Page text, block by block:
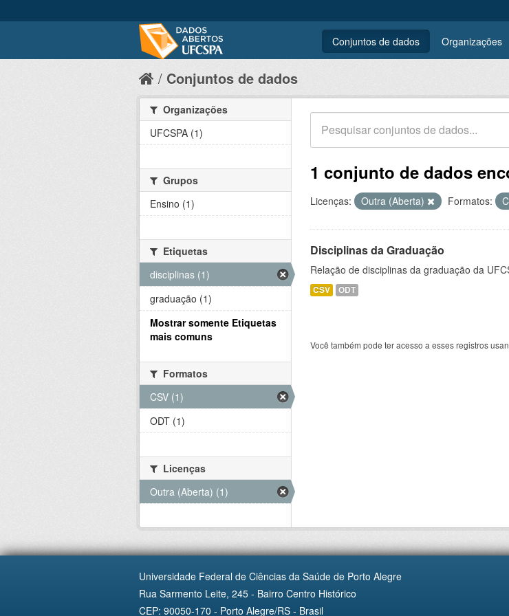
Conjuntos de dados Organizações
Conjuntos de dados
1 conjunto de dados
Licenças: Outra (Aberta) Formatos:
Disciplinas da Graduação
Relação de disciplinas da graduação da
CSV ODT
Você também pode ter acesso a esses registros
Organizações
UFCSPA (1)
Grupos
Ensino (1)
Etiquetas
disciplinas (1)
graduação (1)
Mostrar somente Etiquetas
mais comuns
Formatos
CSV (1)
ODT (1)
Licenças
Outra (Aberta) (1)
Universidade Federal de Ciências da Saúde de Porto Alegre
Rua Sarmento Leite, 245 - Bairro Centro Histórico
CEP: 90050-170 - Porto Alegre/RS - Brasil